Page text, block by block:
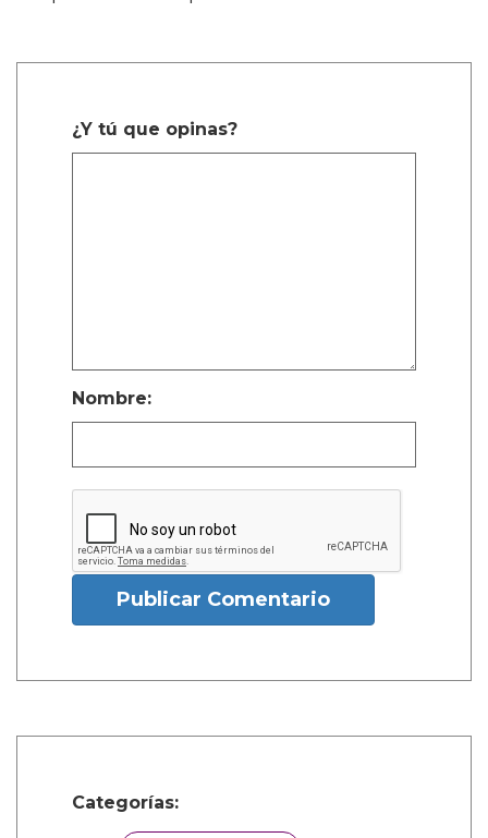
¿Y tú que opinas?
Nombre:
Publicar Comentario
Categorías: